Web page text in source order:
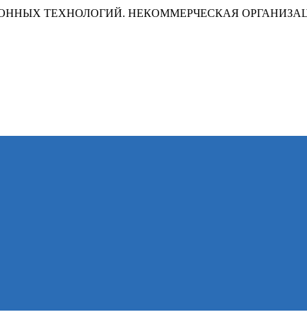
ТЕХНОЛОГИЙ. НЕКОММЕРЧЕСКАЯ